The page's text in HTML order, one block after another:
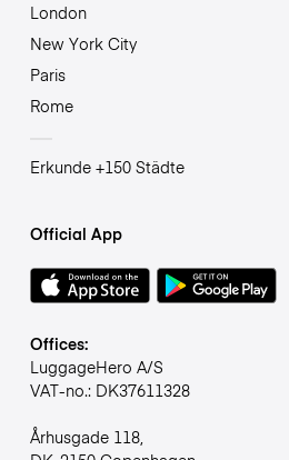
London
New York City
Paris
Rome
Erkunde +150 Städte
Official App
Offices:
LuggageHero A/S
VAT-no.: DK37611328
Århusgade 118,